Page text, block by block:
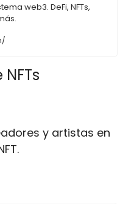
web3. DeFi, NFTs,
y artistas en